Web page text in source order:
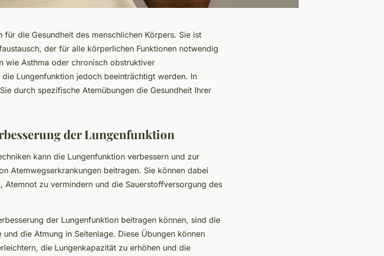
für die Gesundheit des menschlichen Körpers. Sie ist
der für alle körperlichen Funktionen notwendig
wie Asthma oder chronisch obstruktiver
Lungenfunktion jedoch beeinträchtigt werden. In
durch spezifische Atemübungen die Gesundheit Ihrer
der Lungenfunktion
kann die Lungenfunktion verbessern und zur
Atemwegserkrankungen beitragen. Sie können dabei
Atemnot zu vermindern und die Sauerstoffversorgung des
der Lungenfunktion beitragen können, sind die
die Atmung in Seitenlage. Diese Übungen können
die Lungenkapazität zu erhöhen und die